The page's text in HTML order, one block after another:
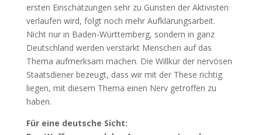
ersten Einschätzungen sehr zu Gunsten der Aktivisten
verlaufen wird, folgt noch mehr Aufklärungsarbeit.
Nicht nur in Baden-Württemberg, sondern in ganz
Deutschland werden verstärkt Menschen auf das
Thema aufmerksam machen. Die Willkür der nervösen
Staatsdiener bezeugt, dass wir mit der These richtig
liegen, mit diesem Thema einen Nerv getroffen zu
haben.
Für eine deutsche Sicht: